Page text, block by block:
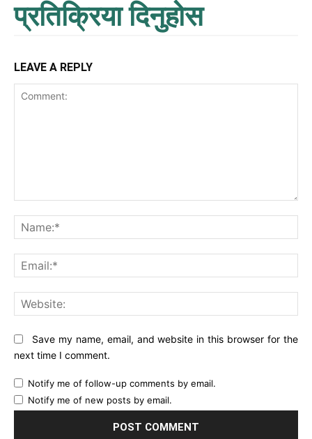
प्रतिक्रिया दिनुहोस
LEAVE A REPLY
Save my name, email, and website in this browser for the
next time I comment.
Notify me of follow-up comments by email.
Notify me of new posts by email.